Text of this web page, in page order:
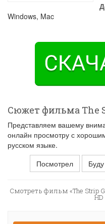
Windows, Mac
Сюжет фильма The
Представляем вашему
онлайн просмотру с
русском языке.
Посмотрел
Смотреть фильм «The Strip
HD